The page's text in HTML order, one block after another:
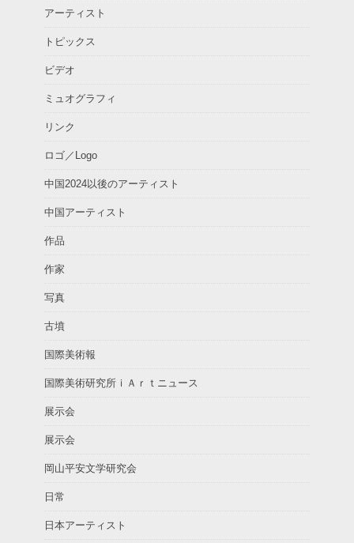
アーティスト
トピックス
ビデオ
ミュオグラフィ
リンク
ロゴ／Logo
中国2024以後のアーティスト
中国アーティスト
作品
作家
写真
古墳
国際美術報
国際美術研究所ｉＡｒｔニュース
展示会
展示会
岡山平安文学研究会
日常
日本アーティスト